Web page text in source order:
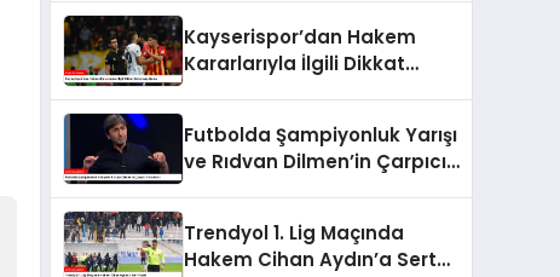
Kayserispor’dan Hakem
Kararlarıyla İlgili Dikkat
Futbolda Şampiyonluk Yarışı
ve Rıdvan Dilmen’in Çarpıcı
Trendyol 1. Lig Maçında
Hakem Cihan Aydın’a Sert